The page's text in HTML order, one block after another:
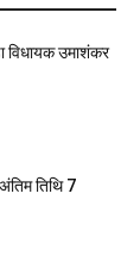
विधायक उमाशंकर
तिथि 7